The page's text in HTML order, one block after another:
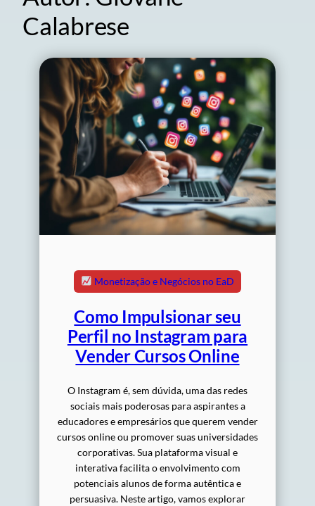
Calabrese
Monetização e Negócios no EaD
Como Impulsionar seu
Perfil no Instagram para
Vender Cursos Online
O Instagram é, sem dúvida, uma das redes
sociais mais poderosas para aspirantes a
educadores e empresários que querem vender
cursos online ou promover suas universidades
corporativas. Sua plataforma visual e
interativa facilita o envolvimento com
potenciais alunos de forma autêntica e
persuasiva. Neste artigo, vamos explorar